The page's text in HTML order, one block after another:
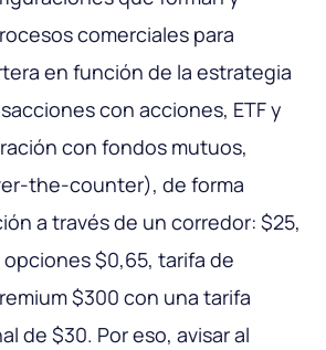
comerciales para
en función de la estrategia
con acciones, ETF y
con fondos mutuos,
the-counter), de forma
a través de un corredor: $25,
$0,65, tarifa de
$300 con una tarifa
de $30. Por eso, avisar al